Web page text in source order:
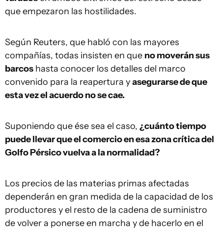
que empezaron las hostilidades.
Según Reuters, que habló con las mayores
compañías, todas insisten en que no moverán sus
barcos hasta conocer los detalles del marco
convenido para la reapertura yasegurarse de que
esta vez el acuerdo no se cae.
Suponiendo que ése sea el caso, ¿cuánto tiempo
puede llevar que el comercio en esa zona crítica del
Golfo Pérsico vuelva a la normalidad?
Los precios de las materias primas afectadas
dependerán en gran medida de la capacidad de los
productores y el resto de la cadena de suministro
de volver a ponerse en marcha y de hacerlo en el